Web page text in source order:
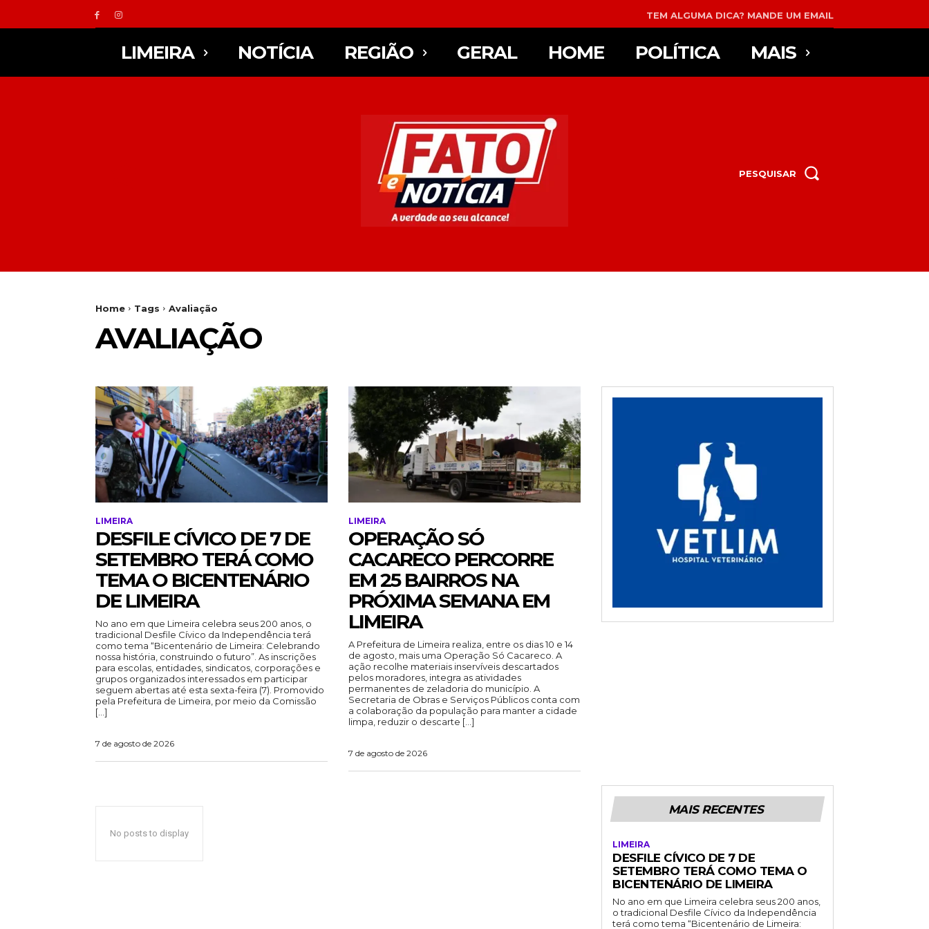
TEM ALGUMA DICA? MANDE UM EMAIL
LIMEIRA NOTÍCIA REGIÃO GERAL HOME POLÍTICA MAIS
PESQUISAR
Home Tags Avaliação
AVALIAÇÃO
LIMEIRA
DESFILE CÍVICO DE 7 DE
SETEMBRO TERÁ COMO
TEMA O BICENTENÁRIO
DE LIMEIRA
No ano em que Limeira celebra seus 200 anos, o
tradicional Desfile Cívico da Independência terá
como tema “Bicentenário de Limeira: Celebrando
nossa história, construindo o futuro”. As inscrições
para escolas, entidades, sindicatos, corporações e
grupos organizados interessados em participar
seguem abertas até esta sexta-feira (7). Promovido
pela Prefeitura de Limeira, por meio da Comissão
[…]
7 de agosto de 2026
LIMEIRA
OPERAÇÃO SÓ
CACARECO PERCORRE
EM 25 BAIRROS NA
PRÓXIMA SEMANA EM
LIMEIRA
A Prefeitura de Limeira realiza, entre os dias 10 e 14
de agosto, mais uma Operação Só Cacareco. A
ação recolhe materiais inservíveis descartados
pelos moradores, integra as atividades
permanentes de zeladoria do município. A
Secretaria de Obras e Serviços Públicos conta com
a colaboração da população para manter a cidade
limpa, reduzir o descarte […]
7 de agosto de 2026
No posts to display
MAIS RECENTES
LIMEIRA
DESFILE CÍVICO DE 7 DE
SETEMBRO TERÁ COMO TEMA O
BICENTENÁRIO DE LIMEIRA
No ano em que Limeira celebra seus 200 anos,
o tradicional Desfile Cívico da Independência
terá como tema “Bicentenário de Limeira: